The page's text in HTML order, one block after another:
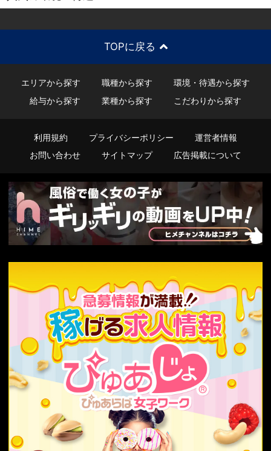
TOPに戻る
エリアから探す 職種から探す
環境・待遇から探す
給与から探す
業種から探す こだわりから探す
利用規約 プライバシーポリシー
運営者情報
お問い合わせ
サイトマップ 広告掲載について